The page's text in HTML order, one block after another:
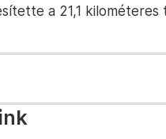
a 21,1 kilométeres